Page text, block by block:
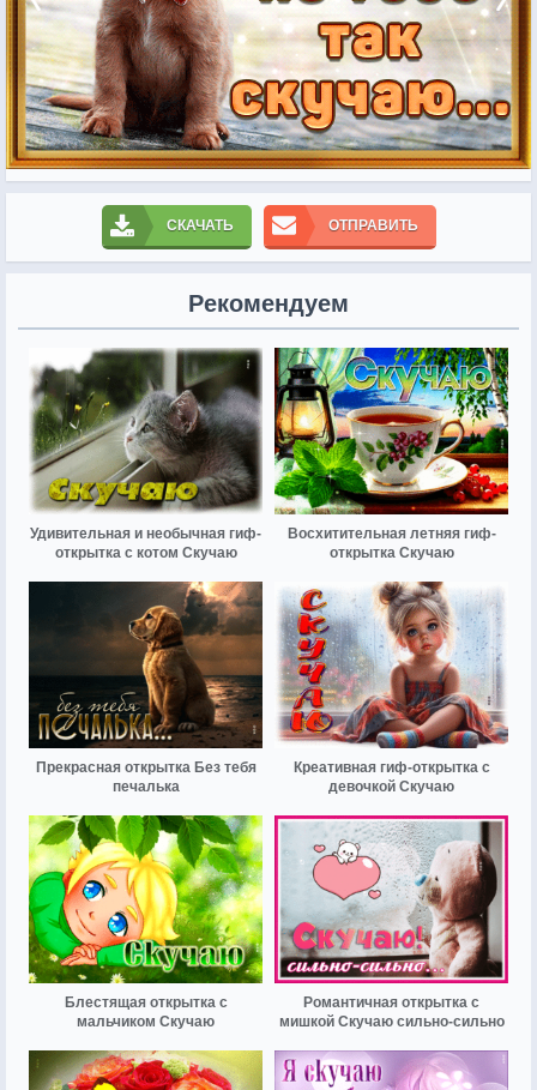
СКАЧАТЬ ОТПРАВИТЬ
Рекомендуем
Удивительная и необычная гиф-
открытка с котом Скучаю
Восхитительная летняя гиф-
открытка Скучаю
Прекрасная открытка Без тебя
печалька
Креативная гиф-открытка с
девочкой Скучаю
Блестящая открытка с
мальчиком Скучаю
Романтичная открытка с
мишкой Скучаю сильно-сильно